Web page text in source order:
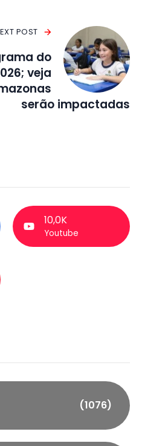
POST
do
veja
serão impactadas
10,0K
Youtube
(1076)